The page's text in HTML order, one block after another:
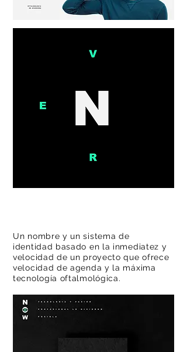
N W
OFTALMOLOGÍA DE AVANZADA
Un nombre y un sistema de
identidad basado en la inmediatez y
velocidad de un proyecto que ofrece
velocidad de agenda y la máxima
tecnología oftalmológica.